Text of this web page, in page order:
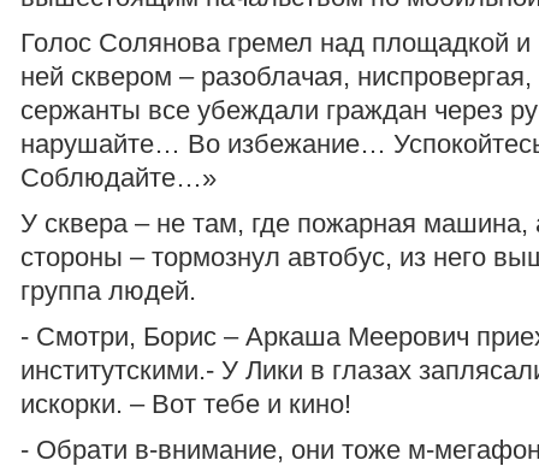
Голос Солянова гремел над площадкой
ней сквером – разоблачая,
сержанты все убеждали граждан через
нарушайте… Во избежание…
Соблюдайте…»
У сквера – не там, где пожарная машина,
стороны – тормознул автобус, из него
группа людей.
- Смотри, Борис – Аркаша Меерович
институтскими.- У Лики в глазах
искорки. – Вот тебе и кино!
- Обрати в-внимание, они тоже м-